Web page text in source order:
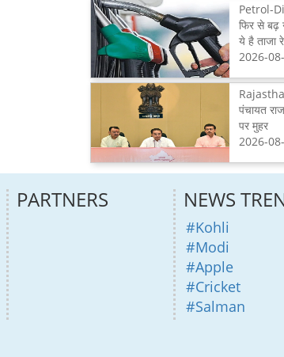
Petrol-
फिर से बढ़
ये है ताजा
2026-
पंचायत
पर मुहर
2026-
PARTNERS NEWS
#Kohli
#Modi
#Apple
#Cricket
#Salman